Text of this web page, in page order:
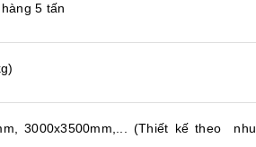
5 tấn
3000x3500mm,... (Thiết kế theo nhu